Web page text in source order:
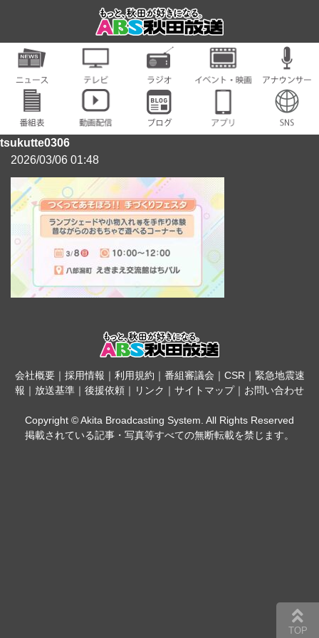
tsukutte0306
2026/03/06 01:48
会社概要｜ 採用情報 ｜ 利用規約 ｜ 番組審議会 ｜ CSR｜ 緊急地震速
報 ｜ 放送基準 ｜ 後援依頼 ｜ リンク ｜ サイトマップ｜ お問い合わせ
Copyright © Akita Broadcasting System. All Rights Reserved
掲載されている記事・写真等すべての無断転載を禁じます。